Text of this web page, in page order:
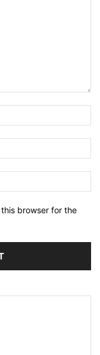
browser for the